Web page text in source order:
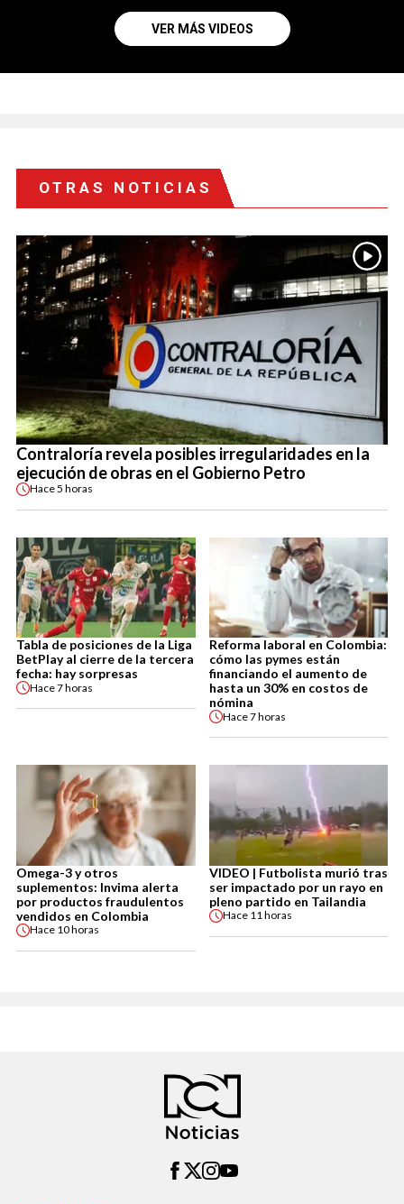
VER MÁS VIDEOS
OTRAS NOTICIAS
Contraloría revela posibles irregularidades en la
ejecución de obras en el Gobierno Petro
Hace5 horas
Tabla de posiciones de la Liga
BetPlay al cierre de la tercera
fecha: hay sorpresas
Hace7 horas
Reforma laboral en Colombia:
cómo las pymes están
financiando el aumento de
hasta un 30% en costos de
nómina
Hace7 horas
Omega-3 y otros
suplementos: Invima alerta
por productos fraudulentos
vendidos en Colombia
Hace 10 horas
VIDEO | Futbolista murió tras
ser impactado por un rayo en
pleno partido en Tailandia
Hace 11 horas